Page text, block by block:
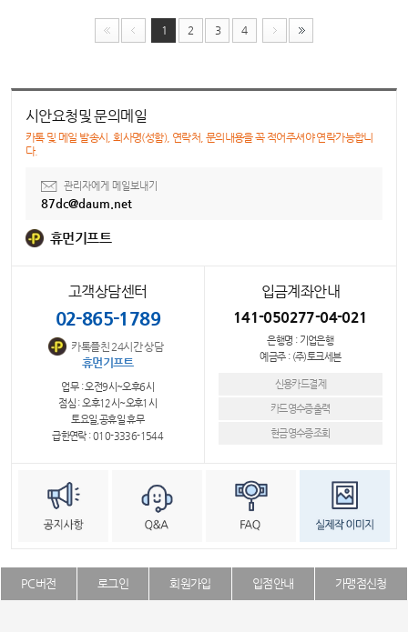
1 2 3 4
시안요청및 문의메일
카톡 및 메일 발송시, 회사명(성함), 연락처, 문의내용을 꼭 적어주셔야 연락가능합니
다.
관리자에게 메일보내기
87dc@daum.net
휴먼기프트
고객상담센터
02-865-1789
카톡플친 24시간 상담
휴먼기프트
업무 : 오전9시~오후6시
점심 : 오후12시~오후1시
토요일,공휴일 휴무
급한연락 : 010-3336-1544
입금계좌안내
141-050277-04-021
은행명 : 기업은행
예금주 : (주)토크세븐
신용카드결제
카드영수증출력
현금영수증조회
PC버전 로그인 회원가입 입점안내 가맹점신청